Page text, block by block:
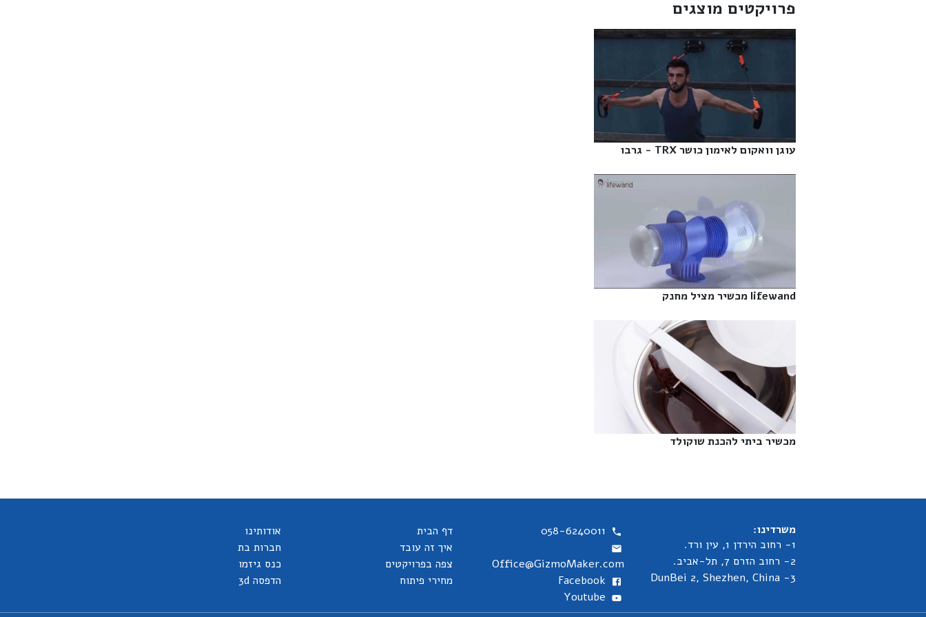
פרויקטים מוצגים
עוגן וואקום לאימון כושר TRX - גרבו‎
lifewand מכשיר מציל מחנק‎
מכשיר ביתי להכנת שוקולד‎
משרדינו:
1- רחוב הירדן 1, עין ורד.
2- רחוב הזרם 7, תל-אביב.
3- DunBei 2, Shezhen, China
058-6240011
Office@GizmoMaker.com
Facebook
Youtube
דף הבית
איך זה עובד
צפה בפרויקטים
מחירי פיתוח
אודותינו
חברות בת
כנס גיזמו
הדפסה 3d